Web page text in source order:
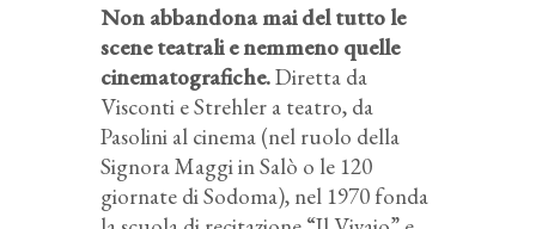
Non abbandona mai del tutto le
scene teatrali e nemmeno quelle
cinematografiche.Diretta da
Visconti e Strehler a teatro, da
Pasolini al cinema (nel ruolo della
Signora Maggi inSalò o le 120
giornate di Sodoma), nel 1970 fonda